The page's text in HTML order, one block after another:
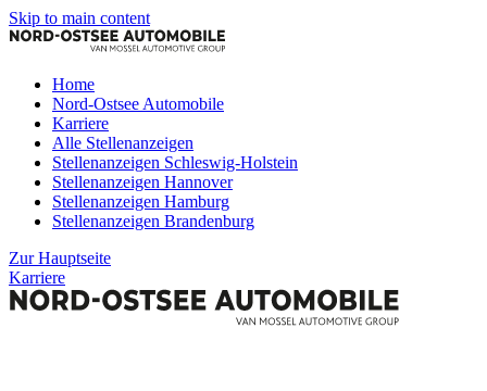
Skip to main content
Home
Nord-Ostsee Automobile
Karriere
Alle Stellenanzeigen
Stellenanzeigen Schleswig-Holstein
Stellenanzeigen Hannover
Stellenanzeigen Hamburg
Stellenanzeigen Brandenburg
Zur Hauptseite
Karriere